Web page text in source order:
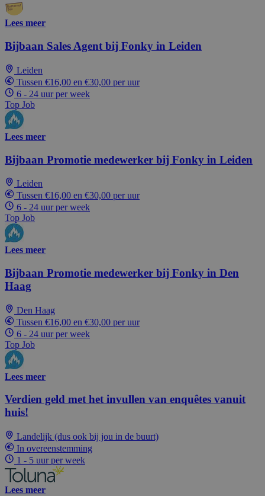
Lees meer
Bijbaan Sales Agent bij Fonky in Leiden
Leiden
Tussen €16,00 en €30,00 per uur
6 - 24 uur per week
Top Job
Lees meer
Bijbaan Promotie medewerker bij Fonky in Leiden
Leiden
Tussen €16,00 en €30,00 per uur
6 - 24 uur per week
Top Job
Lees meer
Bijbaan Promotie medewerker bij Fonky in Den
Haag
Den Haag
Tussen €16,00 en €30,00 per uur
6 - 24 uur per week
Top Job
Lees meer
Verdien geld met het invullen van enquêtes vanuit
huis!
Landelijk (dus ook bij jou in de buurt)
In overeenstemming
1 - 5 uur per week
Lees meer